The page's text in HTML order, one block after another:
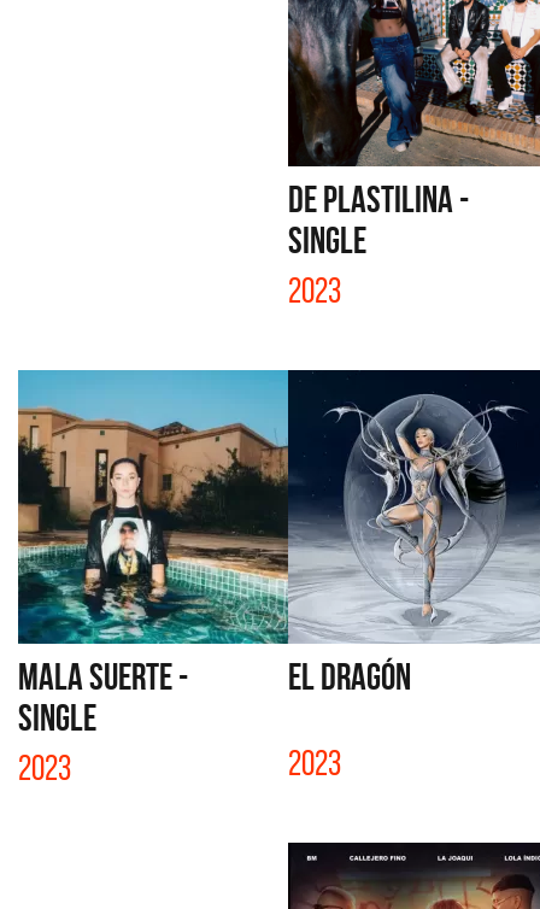
DE PLASTILINA -
SINGLE
2023
MALA SUERTE -
SINGLE
2023
EL DRAGÓN
2023